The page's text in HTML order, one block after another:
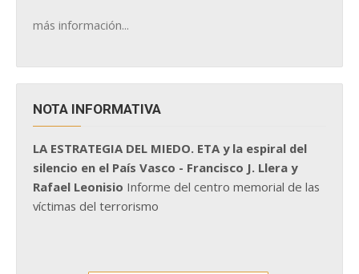
más información...
NOTA INFORMATIVA
LA ESTRATEGIA DEL MIEDO. ETA y la espiral del
silencio en el País Vasco - Francisco J. Llera y
Rafael Leonisio Informe del centro memorial de las
víctimas del terrorismo